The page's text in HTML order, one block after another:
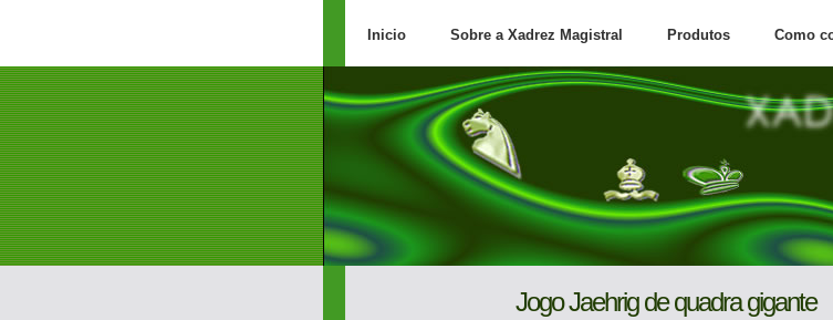
Inicio Sobre a Xadrez Magistral Produtos Como
Jogo Jaehrig de quadra gigante